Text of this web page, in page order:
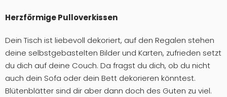
Herzförmige Pulloverkissen
Dein Tisch ist liebevoll dekoriert, auf den Regalen stehen
deine selbstgebastelten Bilder und Karten, zufrieden setzt
du dich auf deine Couch. Da fragst du dich, ob du nicht
auch dein Sofa oder dein Bett dekorieren könntest.
Blütenblätter sind dir aber dann doch des Guten zu viel.